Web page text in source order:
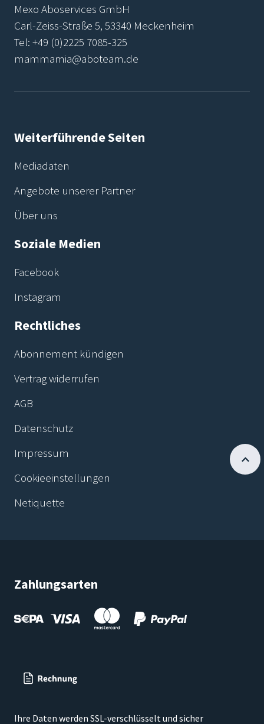
Mexo Aboservices GmbH
Carl-Zeiss-Straße 5, 53340 Meckenheim
Tel: +49 (0)2225 7085-325
mammamia@aboteam.de
Weiterführende Seiten
Mediadaten
Angebote unserer Partner
Über uns
Soziale Medien
Facebook
Instagram
Rechtliches
Abonnement kündigen
Vertrag widerrufen
AGB
Datenschutz
Impressum
Cookieeinstellungen
Netiquette
Zahlungsarten
Ihre Daten werden SSL-verschlüsselt und sicher